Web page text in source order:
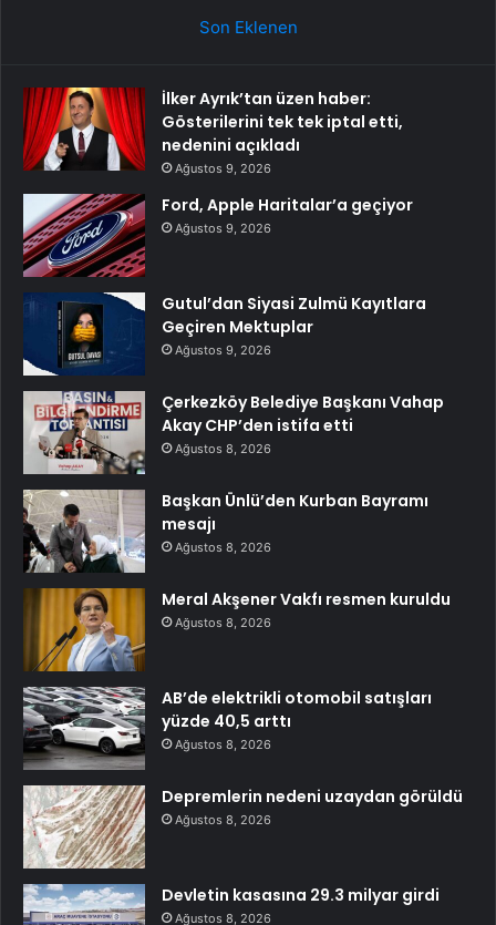
Son Eklenen
İlker Ayrık’tan üzen haber:
Gösterilerini tek tek iptal etti,
nedenini açıkladı
Ağustos 9, 2026
Ford, Apple Haritalar’a geçiyor
Ağustos 9, 2026
Gutul’dan Siyasi Zulmü Kayıtlara
Geçiren Mektuplar
Ağustos 9, 2026
Çerkezköy Belediye Başkanı Vahap
Akay CHP’den istifa etti
Ağustos 8, 2026
Başkan Ünlü’den Kurban Bayramı
mesajı
Ağustos 8, 2026
Meral Akşener Vakfı resmen kuruldu
Ağustos 8, 2026
AB’de elektrikli otomobil satışları
yüzde 40,5 arttı
Ağustos 8, 2026
Depremlerin nedeni uzaydan görüldü
Ağustos 8, 2026
Devletin kasasına 29.3 milyar girdi
Ağustos 8, 2026